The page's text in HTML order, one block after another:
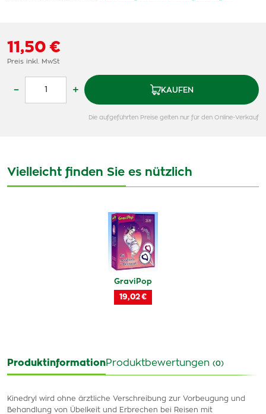
11,50 €
Preis inkl. MwSt
– + KAUFEN
Die aufgeführten Preise gelten nur für den Online-Verkauf
Vielleicht finden Sie es nützlich
GraviPop
19,02 €
ProduktinformationProduktbewertungen (0)
Kinedryl wird ohne ärztliche Verschreibung zur Vorbeugung und
Behandlung von Übelkeit und Erbrechen bei Reisen mit